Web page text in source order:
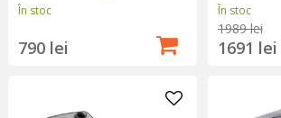
În stoc
790 lei
În stoc
1989 lei
1691 lei